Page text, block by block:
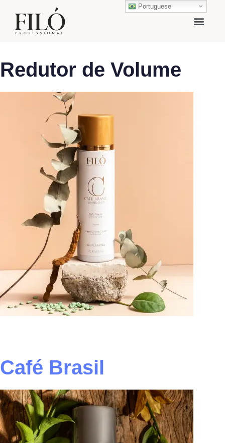
Redutor de Volume
Café Brasil
Portuguese